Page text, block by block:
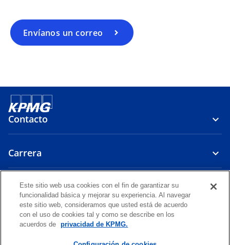
n
n
u
e
v
a
Envíanos un correo
Contacto
Carrera
Políticas
s
e
s
e
s
e
s
e
s
Legal
Este sitio web usa cookies con el fin de garantizar su
funcionalidad básica y mejorar su experiencia. Al navegar
este sitio web, consideramos que usted está de acuerdo
con el uso de cookies tal y como se describe en los
acuerdos de
privacidad de KPMG.